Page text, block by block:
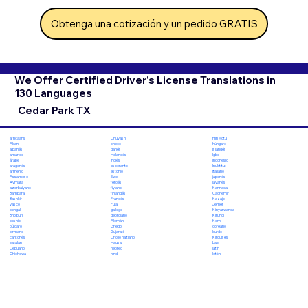
Obtenga una cotización y un pedido GRATIS
We Offer Certified Driver's License Translations in
130 Languages
Cedar Park TX
africaans
Akan
albanés
amárico
árabe
aragonés
armenio
Assamese
Aymara
azerbaiyano
Bambara
Bashkir
vasco
bengalí
Bhojpuri
bosnio
búlgaro
birmano
cantonés
catalán
Cebuano
Chichewa
Chuvashi
checo
danés
Holandés
Inglés
esperanto
estonio
Ewe
feroés
fiyiano
finlandés
Francés
Fula
gallego
georgiano
Alemán
Griego
Gujarati
Criollo haitiano
Hausa
hebreo
hindi
Hiri Motu
húngaro
islandés
Igbo
indonesio
Inuktitut
italiano
japonés
javanés
Kannada
Cachemir
Kazajo
Jemer
Kinyarwanda
Kirundi
Komi
coreano
kurdo
Kirguises
Lao
latín
letón